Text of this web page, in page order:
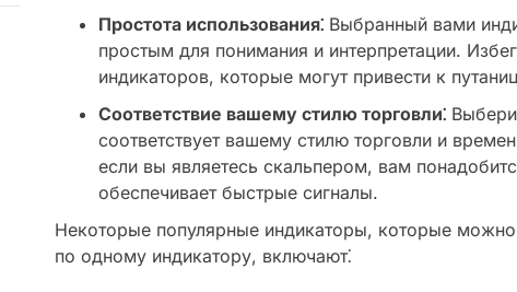
Простота использования⁚ Выбранный вами
простым для понимания и интерпретации.
индикаторов, которые могут привести к
Соответствие вашему стилю торговли⁚
соответствует вашему стилю торговли и
если вы являетесь скальпером, вам
обеспечивает быстрые сигналы.
Некоторые популярные индикаторы, которые можно
по одному индикатору, включают⁚